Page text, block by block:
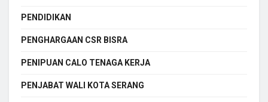
PENDIDIKAN
PENGHARGAAN CSR BISRA
PENIPUAN CALO TENAGA KERJA
PENJABAT WALI KOTA SERANG